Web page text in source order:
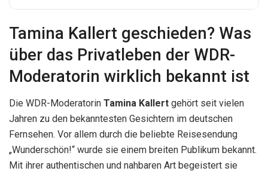
Tamina Kallert geschieden? Was
über das Privatleben der WDR-
Moderatorin wirklich bekannt ist
Die WDR-Moderatorin Tamina Kallert gehört seit vielen
Jahren zu den bekanntesten Gesichtern im deutschen
Fernsehen. Vor allem durch die beliebte Reisesendung
„Wunderschön!“ wurde sie einem breiten Publikum bekannt.
Mit ihrer authentischen und nahbaren Art begeistert sie